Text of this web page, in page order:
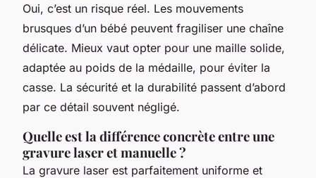
Oui, c’est un risque réel. Les mouvements
brusques d’un bébé peuvent fragiliser une chaîne
délicate. Mieux vaut opter pour une maille solide,
adaptée au poids de la médaille, pour éviter la
casse. La sécurité et la durabilité passent d’abord
par ce détail souvent négligé.
Quelle est la différence concrète entre une
gravure laser et manuelle ?
La gravure laser est parfaitement uniforme et